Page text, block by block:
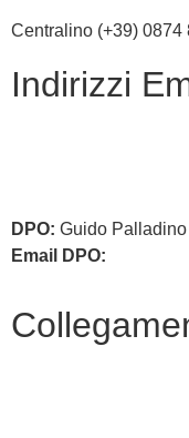
Centralino (+39) 0874
Indirizzi
DPO: Guido Palladino
Email DPO: